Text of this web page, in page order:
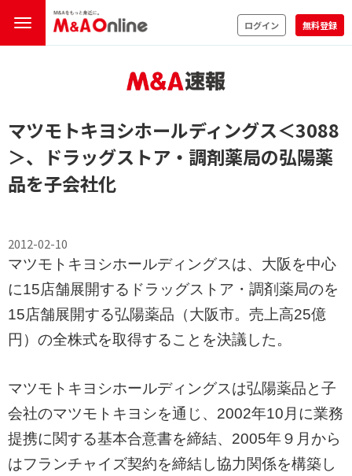
ログイン 無料登録
マツモトキヨシホールディングス＜3088
＞、ドラッグストア・調剤薬局の弘陽薬
品を子会社化
2012-02-10
マツモトキヨシホールディングスは、大阪を中心
に15店舗展開するドラッグストア・調剤薬局のを
15店舗展開する弘陽薬品（大阪市。売上高25億
円）の全株式を取得することを決議した。
マツモトキヨシホールディングスは弘陽薬品と子
会社のマツモトキヨシを通じ、2002年10月に業務
提携に関する基本合意書を締結、2005年９月から
はフランチャイズ契約を締結し協力関係を構築し